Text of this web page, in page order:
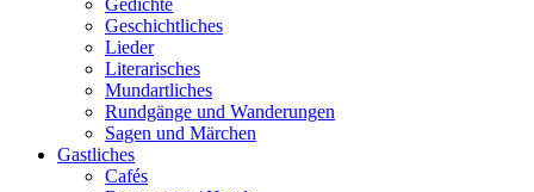
Geschichtliches
Lieder
Literarisches
Mundartliches
Rundgänge und Wanderungen
Sagen und Märchen
Gastliches
Cafés